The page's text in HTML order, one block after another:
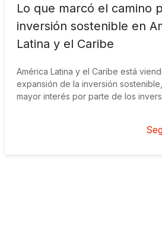
Lo que marcó el camino
inversión sostenible en
Latina y el Caribe
América Latina y el Caribe está
expansión de la inversión
mayor interés por parte de los